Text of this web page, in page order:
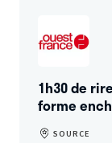
1h30 de
forme
SOURCE